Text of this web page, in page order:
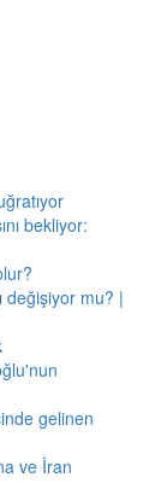
bekliyor:
değişiyor mu? |
gelinen
ve İran